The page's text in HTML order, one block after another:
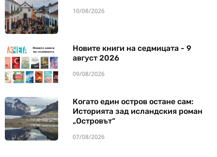
10/08/2026
Новите книги на седмицата - 9
август 2026
09/08/2026
Когато един остров остане сам:
Историята зад исландския роман
„Островът“
07/08/2026